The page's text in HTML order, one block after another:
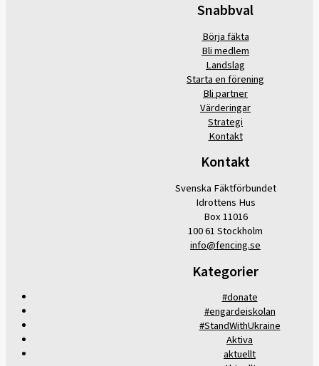
Snabbval
Börja fäkta
Bli medlem
Landslag
Starta en förening
Bli partner
Värderingar
Strategi
Kontakt
Kontakt
Svenska Fäktförbundet
Idrottens Hus
Box 11016
100 61 Stockholm
info@fencing.se
Kategorier
#donate
#engardeiskolan
#StandWithUkraine
Aktiva
aktuellt